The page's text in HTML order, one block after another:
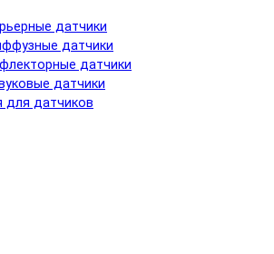
датчики
датчики
датчики
датчики
для датчиков